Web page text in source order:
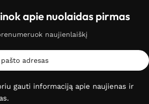
apie nuolaidas pirmas
naujienlaiškį
gauti informaciją apie naujienas ir